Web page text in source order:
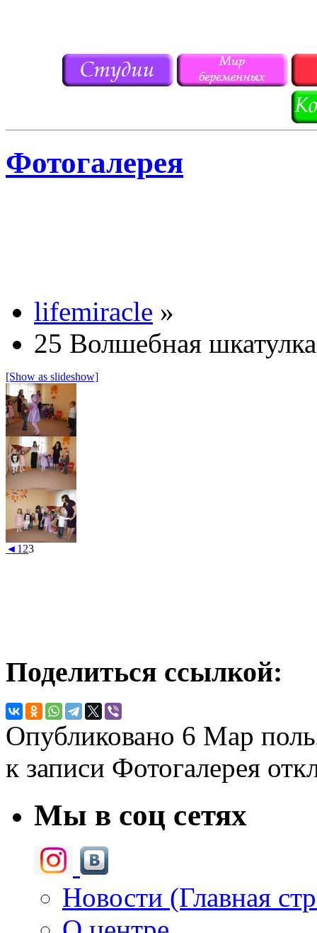
Фотогалерея
lifemiracle »
25 Волшебная
[Show as slideshow]
◄ 1 23
Поделиться ссылкой:
Опубликовано 6 Мар
к записи Фотогалерея
Мы в соц сетях
Новости (Главная